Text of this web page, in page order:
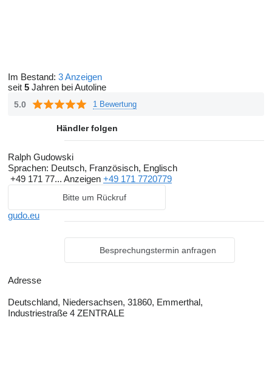
Im Bestand: 3 Anzeigen
seit 5 Jahren bei Autoline
5.0 1 Bewertung
Händler folgen
Ralph Gudowski
Sprachen: Deutsch, Französisch, Englisch
+49 171 77... Anzeigen +49 171 7720779
Bitte um Rückruf
gudo.eu
Besprechungstermin anfragen
Adresse
Deutschland, Niedersachsen, 31860, Emmerthal,
Industriestraße 4 ZENTRALE